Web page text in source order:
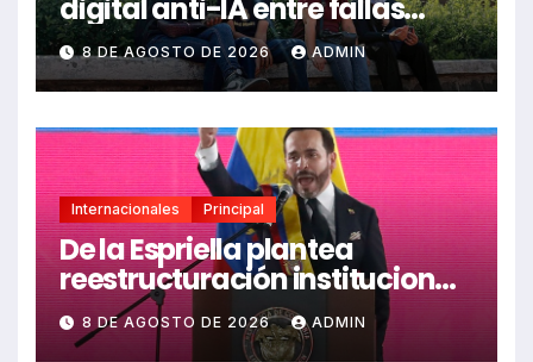
digital anti-IA entre fallas
técnicas y angustia
estudiantil
8 DE AGOSTO DE 2026 ADMIN
Internacionales Principal
De la Espriella plantea
reestructuración institucional
en Colombia enfocada en
valores
8 DE AGOSTO DE 2026 ADMIN